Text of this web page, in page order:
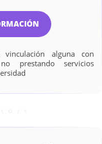
alguna con
prestando servicios